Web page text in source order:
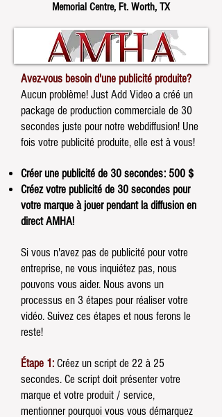
Memorial Centre, Ft. Worth, TX
Avez-vous besoin d'une publicité produite?
Aucun problème! Just Add Video a créé un
package de production commerciale de 30
secondes juste pour notre webdiffusion! Une
fois votre publicité produite, elle est à vous!
Créer une publicité de 30 secondes: 500 $
Créez votre publicité de 30 secondes pour
votre marque à jouer pendant la diffusion en
direct AMHA!
Si vous n'avez pas de publicité pour votre
entreprise, ne vous inquiétez pas, nous
pouvons vous aider. Nous avons un
processus en 3 étapes pour réaliser votre
vidéo. Suivez ces étapes et nous ferons le
reste!
Étape 1: Créez un script de 22 à 25
secondes. Ce script doit présenter votre
marque et votre produit / service,
mentionner pourquoi vous vous démarquez